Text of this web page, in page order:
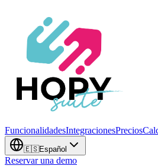
FuncionalidadesIntegracionesPrecios
🇪🇸Español
Reservar una demo